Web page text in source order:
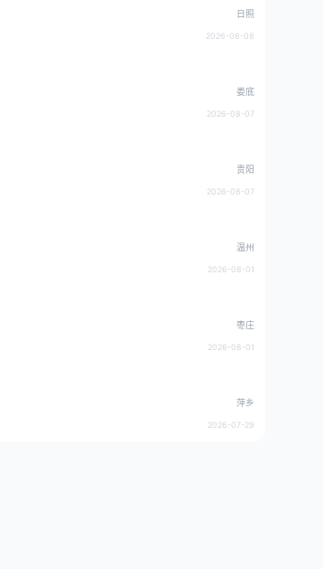
日照
2026-08-08
娄底
2026-08-07
贵阳
2026-08-07
温州
2026-08-01
枣庄
2026-08-01
萍乡
2026-07-29